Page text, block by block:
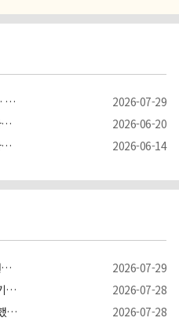
자궁탈출증의 출발점은 '질 이완증'… 골반저 구조 복원이 치료의 핵심
2026-07-29
이쁜이수술, 질성형은 단순 미용이 아니다… 자궁하수·자궁탈출증 치료와 ...
2026-06-20
이쁜이수술·질성형수술, 단순 미용 아닌 '여성 골반 건강'의 근본적 복원 �...
2026-06-14
남모를 고민을 해결해 주신 윤호주 원장님께 감사드립니다
2026-07-29
50대가 되니 알게 된 질 자궁건강 성기능, 조금만 더 일찍 알았더라면…
2026-07-28
출산 후 찾아온 몸의 변화, 미루기만 했던 제가 가장 잘한 선택이었어요
2026-07-28